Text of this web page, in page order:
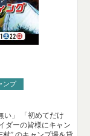
ンプ
い」 「初めてだけ
ダーの皆様にキャン